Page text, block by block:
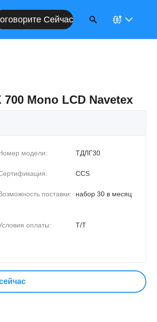
Сейчас
Mono LCD Navetex
модели: ТДЛГ30
CCS
поставки: набор 30 в месяц
оплаты: Т/Т